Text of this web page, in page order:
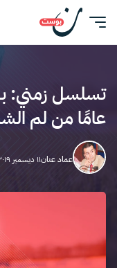
عامًا من لم
عماد عنان١١ ديسمبر ٢٠١٩